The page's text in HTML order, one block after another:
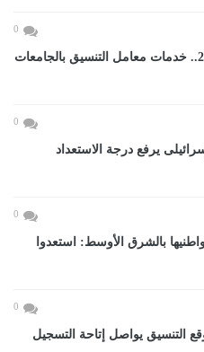
0
تنسيق المرحلة الأولى 2026.. خدمات معامل التنسيق بالجامعات
0
يرفع درجة الاستعداد
0
بالشرق الأوسط: استعدوا
0
2026.. موقع التنسيق يواصل إتاحة التسجيل